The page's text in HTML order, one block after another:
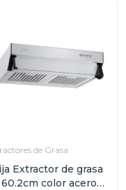
de Grasa
Extractor de grasa
color acero